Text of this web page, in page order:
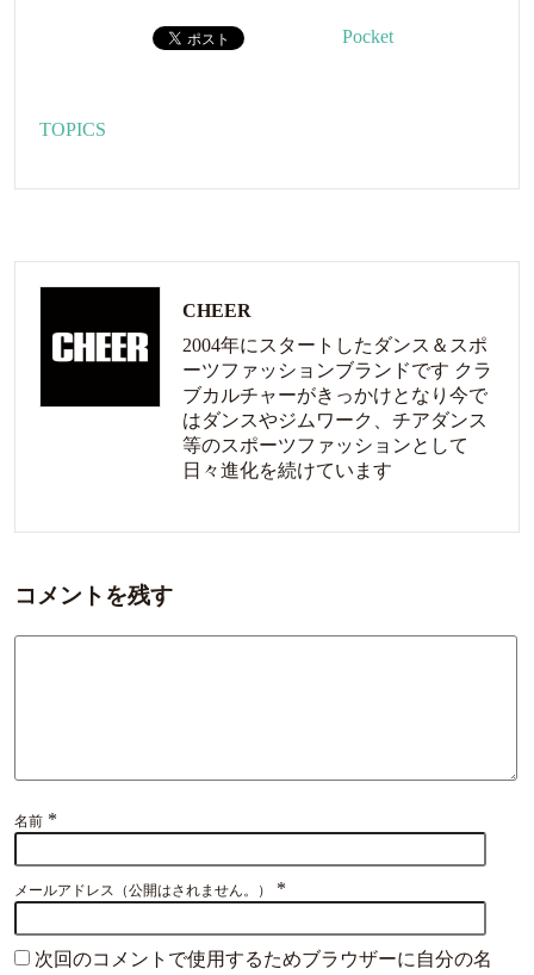
Pocket
TOPICS
CHEER
2004年にスタートしたダンス＆スポ
ーツファッションブランドです クラ
ブカルチャーがきっかけとなり今で
はダンスやジムワーク、チアダンス
等のスポーツファッションとして
日々進化を続けています
コメントを残す
名前 *
メールアドレス（公開はされません。） *
次回のコメントで使用するためブラウザーに自分の名